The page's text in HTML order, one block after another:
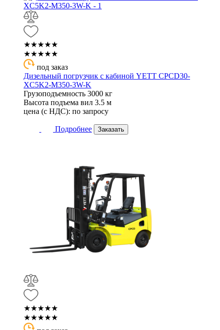
★★★★★
★★★★★
под заказ
Дизельный погрузчик с кабиной YETT CPCD30-
XC5K2-M350-3W-K
Грузоподъемность 3000 кг
Высота подъема вил 3.5 м
цена (с НДС): по запросу
Подробнее Заказать
★★★★★
★★★★★